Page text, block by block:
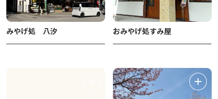
みやげ処 八汐 おみやげ処すみ屋